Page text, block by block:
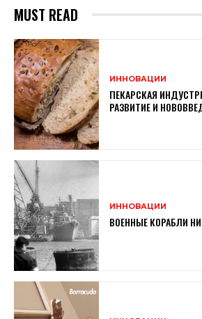
MUST READ
ИННОВАЦИИ
ПЕКАРСКАЯ
РАЗВИТИЕ И
ИННОВАЦИИ
ВОЕННЫЕ КОРАБЛИ